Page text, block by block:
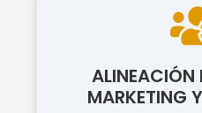
ALINEACIÓN
MARKETING